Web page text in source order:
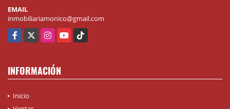
EMAIL
inmobiliariamonico@gmail.com
Facebook
X InstagramYouTube
TikTok
INFORMACIÓN
Inicio